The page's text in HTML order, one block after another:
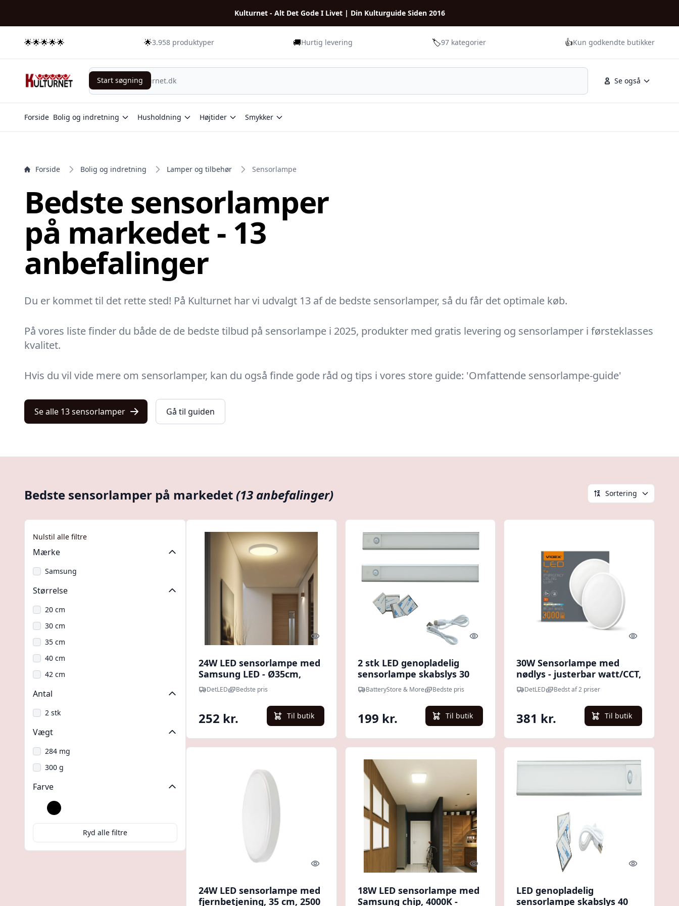
Kulturnet - Alt Det Gode I Livet | Din Kulturguide Siden 2016
🌟🌟🌟🌟🌟 🌟3.958 produktyper 🚚Hurtig levering 🏷️97 kategorier 👍Kun godkendte butikker
Se også
Start søgning
Start søgning
Forside Bolig og indretning Husholdning Højtider Smykker
Forside Bolig og indretning Lamper og tilbehør Sensorlampe
Bedste sensorlamper
på markedet - 13
anbefalinger
Du er kommet til det rette sted! På Kulturnet har vi udvalgt 13 af de bedste sensorlamper, så du får det optimale køb.
På vores liste finder du både de de bedste tilbud på sensorlampe i 2025, produkter med gratis levering og sensorlamper i førsteklasses
kvalitet.
Hvis du vil vide mere om sensorlamper, kan du også finde gode råd og tips i vores store guide: 'Omfattende sensorlampe-guide'
Se alle 13 sensorlamper Gå til guiden
Bedste sensorlamper på markedet(13 anbefalinger) Sortering
Nulstil alle filtre
Mærke
Samsung
Størrelse
20 cm
30 cm
35 cm
40 cm
42 cm
Antal
2 stk
Vægt
284 mg
300 g
Farve
HvidSort
Ryd alle filtre
Quick look
24W LED sensorlampe med
Samsung LED - Ø35cm,
IP44, hvid kant, indbygget
mikrobølgesensor - Kulør :
DetLED Bedste pris
252 kr. Til butik
Quick look
2 stk LED genopladelig
sensorlampe skabslys 30
cmBatteryStore & More Bedste pris
199 kr. Til butik
Quick look
30W Sensorlampe med
nødlys - justerbar watt/CCT,
IP44, indbygget batteri -
Kulør : Neutral
DetLED Bedst af 2 priser
381 kr. Til butik
Quick look
24W LED sensorlampe med
fjernbetjening, 35 cm, 2500
Quick look
18W LED sensorlampe med
Samsung chip, 4000K -
Quick look
LED genopladelig
sensorlampe skabslys 40